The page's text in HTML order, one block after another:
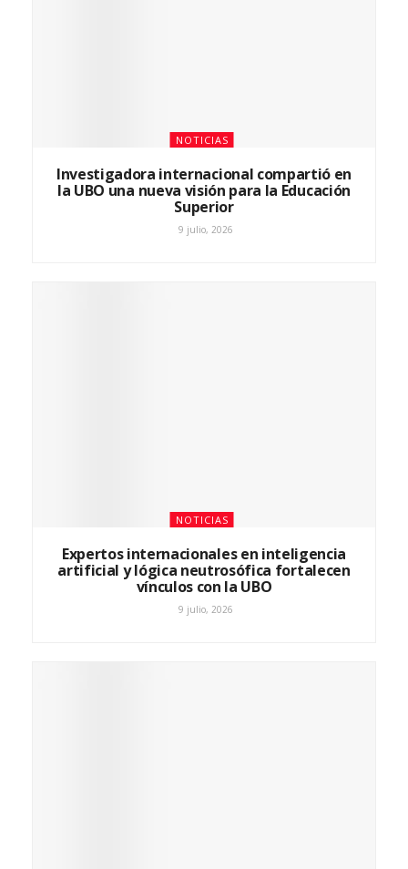
NOTICIAS
Investigadora internacional compartió en
la UBO una nueva visión para la Educación
Superior
9 julio, 2026
NOTICIAS
Expertos internacionales en inteligencia
artificial y lógica neutrosófica fortalecen
vínculos con la UBO
9 julio, 2026